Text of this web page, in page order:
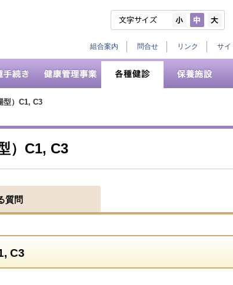
組合案内 問合せ リンク サイ
型）C1, C3
）C1, C3
質問
C3